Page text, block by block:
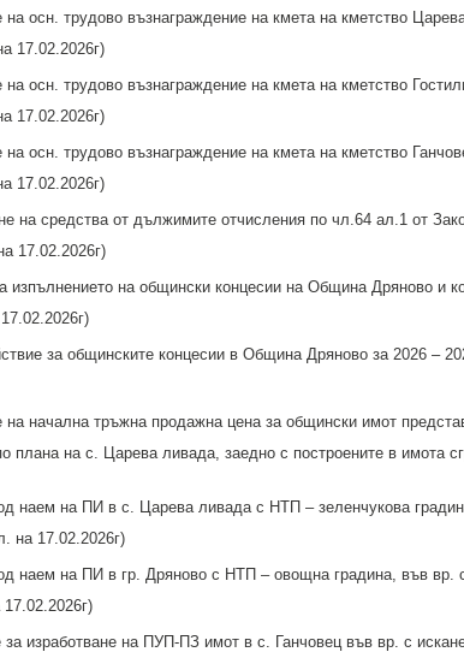
осн. трудово възнаграждение на кмета на кметство
17.02.2026г)
осн. трудово възнаграждение на кмета на кметство
17.02.2026г)
осн. трудово възнаграждение на кмета на кметство
17.02.2026г)
на средства от дължимите отчисления по чл.64 ал.1 от
17.02.2026г)
изпълнението на общински концесии на Община Дряново и
за общинските концесии в Община Дряново за 2026 –
на начална тръжна продажна цена за общински имот
плана на с. Царева ливада, заедно с построените в имота
наем на ПИ в с. Царева ливада с НТП – зеленчукова
на 17.02.2026г)
наем на ПИ в гр. Дряново с НТП – овощна градина, във вр.
за изработване на ПУП-ПЗ имот в с. Ганчовец във вр. с